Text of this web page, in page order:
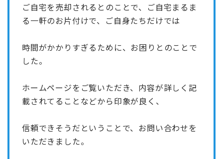
ご自宅を売却されるとのことで、ご自宅まるま
る一軒のお片付けで、ご自身たちだけでは
時間がかかりすぎるために、お困りとのことで
した。
ホームページをご覧いただき、内容が詳しく記
載されてることなどから印象が良く、
信頼できそうだということで、お問い合わせを
いただきました。